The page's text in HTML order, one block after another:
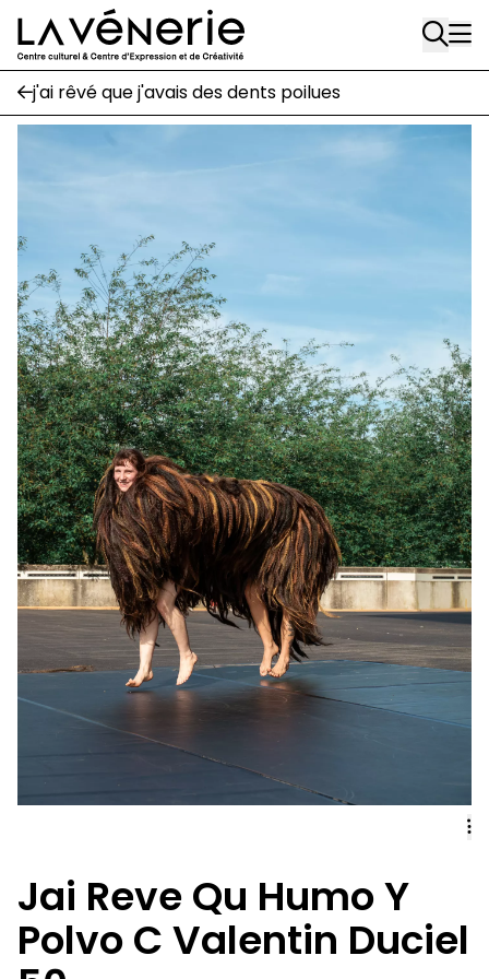
Aller au contenu principal
suivez-nous
Journal Vénerie- version papier
Newsletter
A
j'ai rêvé que j'avais des dents poilues
Jai Reve Qu Humo Y
Polvo C Valentin Duciel